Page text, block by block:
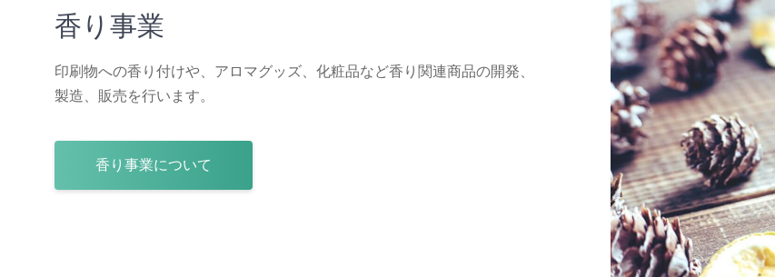
香り事業
印刷物への香り付けや、アロマグッズ、化粧品など香り関連商品の開発、
製造、販売を行います。
香り事業について